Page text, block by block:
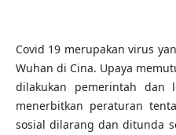
Covid 19 merupakan virus
Wuhan di Cina. Upaya
dilakukan pemerintah dan
menerbitkan peraturan
sosial dilarang dan ditunda